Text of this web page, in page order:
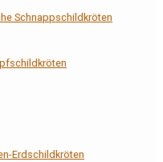
Schnappschildkröten
Erdschildkröten